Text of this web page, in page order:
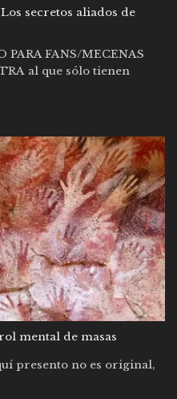
Los secretos aliados de
PARA FANS/MECENAS
al que sólo tienen
mental de masas
presento no es original,